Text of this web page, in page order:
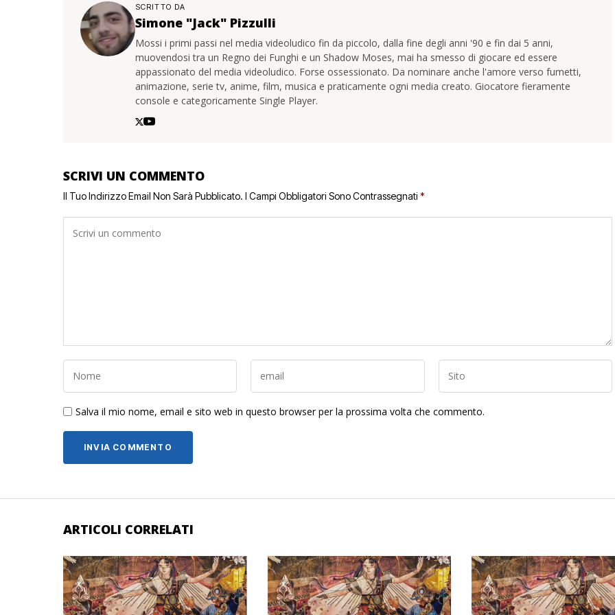
SCRITTO DA
Simone "Jack" Pizzulli
Mossi i primi passi nel media videoludico fin da piccolo, dalla fine degli anni '90 e fin dai 5 anni,
muovendosi tra un Regno dei Funghi e un Shadow Moses, mai ha smesso di giocare ed essere
appassionato del media videoludico. Forse ossessionato. Da nominare anche l'amore verso fumetti,
animazione, serie tv, anime, film, musica e praticamente ogni media creato. Giocatore fieramente
console e categoricamente Single Player.
SCRIVI UN COMMENTO
Il Tuo Indirizzo Email Non Sarà Pubblicato. I Campi Obbligatori Sono Contrassegnati *
Salva il mio nome, email e sito web in questo browser per la prossima volta che commento.
ARTICOLI CORRELATI